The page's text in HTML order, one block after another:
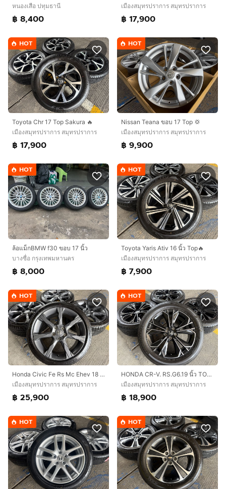
หนองเสือ ปทุมธานี
฿ 8,400
เมืองสมุทรปราการ สมุทรปราการ
฿ 17,900
HOT
Toyota Chr 17 Top Sakura 🔥
เมืองสมุทรปราการ สมุทรปราการ
฿ 17,900
HOT
Nissan Teana ขอบ 17 Top 💢
เมืองสมุทรปราการ สมุทรปราการ
฿ 9,900
HOT
ล้อแม็กBMW f30 ขอบ 17 นิ้ว
บางซื่อ กรุงเทพมหานคร
฿ 8,000
HOT
Toyota Yaris Ativ 16 นิ้ว Top🔥
เมืองสมุทรปราการ สมุทรปราการ
฿ 7,900
HOT
Honda Civic Fe Rs Mc Ehev 18 นิ้ว Top🔥
เมืองสมุทรปราการ สมุทรปราการ
฿ 25,900
HOT
HONDA CR-V. RS.G6.19 นิ้ว TOP🔥
เมืองสมุทรปราการ สมุทรปราการ
฿ 18,900
HOT HOT